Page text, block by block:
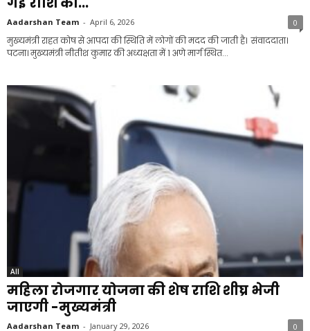
Aadarshan Team - April 6, 2026 0
मुख्यमंत्री राहत कोष से आपदा की स्थिति में लोगों की मदद की जाती है। संवाददाता।
पटना। मुख्यमंत्री नीतीश कुमार की अध्यक्षता में 1 अणे मार्ग स्थित...
All
महिला रोजगार योजना की शेष राशि शीघ्र भेजी
जाएगी -मुख्यमंत्री
Aadarshan Team - January 29, 2026 0